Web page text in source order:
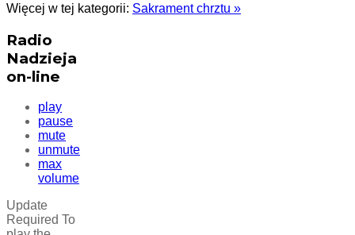
Więcej w tej kategorii: Sakrament chrztu »
Radio
Nadzieja
on-line
play
pause
mute
unmute
max
volume
Update
Required To